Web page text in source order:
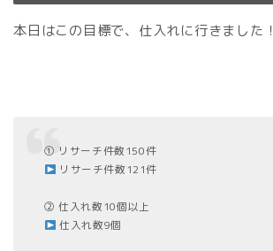
本日はこの目標で、仕入れに行きました！
① リサーチ件数150件
リサーチ件数121件
② 仕入れ数10個以上
仕入れ数9個